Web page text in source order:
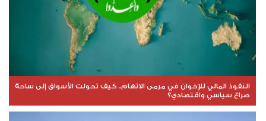
النفوذ المالي للإخوان في مرمى الاتهام.. كيف تحولت الأسواق إلى ساحة
صراع سياسي واقتصادي؟